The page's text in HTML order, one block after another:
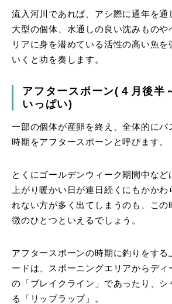
流入河川であれば、アシ際に通年を通
大型の個体、水通しの良い沈みものや
リアに身を潜めている活性の高い魚を
いくと功を奏します。
アフタースポーン(４月後半
いっぱい)
一部の個体が産卵を終え、全体的にバ
時期をアフタースポーンと呼びます。
とくにゴールデンウィーク期間中など
上がり暖かい日が連日続くにもかかわ
れない方が多く出てしまうのも、この
徴のひとつといえるでしょう。
アフタースポーンの時期に釣りをする
ードは、スポーニングエリアからディ
の「ブレイクライン」であったり、シ
る「リップラップ」。